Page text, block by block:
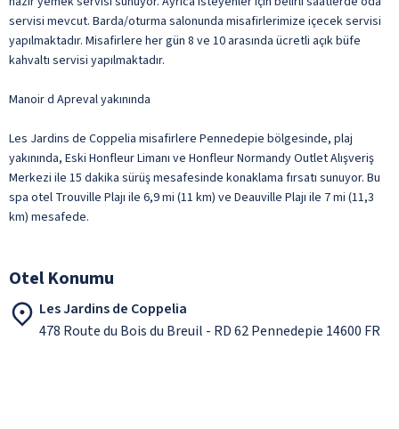
servisi mevcut. Barda/oturma salonunda misafirlerimize içecek servisi
yapılmaktadır. Misafirlere her gün 8 ve 10 arasında ücretli açık büfe
kahvaltı servisi yapılmaktadır.
Manoir d Apreval yakınında
Les Jardins de Coppelia misafirlere Pennedepie bölgesinde, plaj
yakınında, Eski Honfleur Limanı ve Honfleur Normandy Outlet Alışveriş
Merkezi ile 15 dakika sürüş mesafesinde konaklama fırsatı sunuyor. Bu
spa otel Trouville Plajı ile 6,9 mi (11 km) ve Deauville Plajı ile 7 mi (11,3
km) mesafede.
Otel Konumu
Les Jardins de Coppelia
478 Route du Bois du Breuil - RD 62 Pennedepie 14600 FR